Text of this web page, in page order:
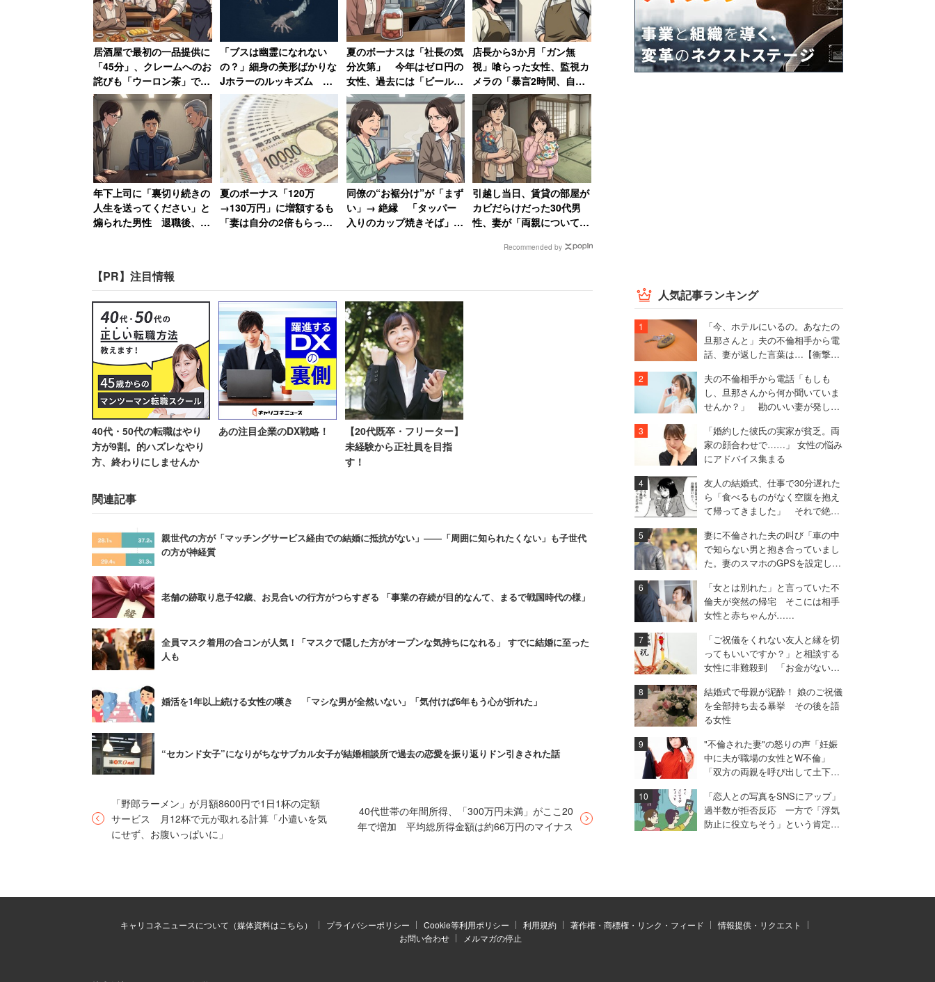
2位：法政大学
3位：立教大学
4位：明治大学
5位：青山学院大学
という順位になった。中央がトップになったことについて、同社は「都心から離れた場所に位
置する中央大学生はtinderを通じて、学生同士の出会いが活発になっているのではないか」と
分析している。中央の学生がモテるということではなく、単にアプリの利用が活発だというこ
青学は、お洒落でモテるというイメージがあるが、残念ながら最下位だった。ティンダーで
は、現在地から特定の距離にいる相手を検索する。青学は表参道以外にも相模原にキャンパス
があるが、都心から遠いため、検索に引っかからない学生も多いのかもしれない。
関関同立の中では、
1位：立命館大学
2位：関西学院大学
3位：関西大学
という結果になった。同社は、立命館が大阪の茨木にキャンパスを新設したことで、「立命館
生が様々な地域でtinderに登場し、多くの人にスワイプされるようになったのではないか」と
指摘している。立命館がモテるから1位になったというわけではなく、単に学生の出現範囲が
広がっただけ、ということのようだ。
「もしかしたらミスコン参加者がtinder内にいるかもし
れません」
ランキングでは、スワイプのトータル数を集計している。そのため、1人のユーザーが何度も
は、1人で大量のスワイプを獲得している美男美女がいるのかもしれない。また、ランキング
には学生の総数も影響してくるだろう。
2012年にサービスを開始したティンダーは、世界190か国の人々が利用しており、110か国以上
居酒屋で最初の一品提供に
「45分」、クレームへのお
詫びも「ウーロン茶」で
「最悪過ぎてお店の名前も
覚えていません」と語る女
性
「ブスは幽霊になれない
の？」細身の美形ばかりな
Jホラーのルッキズム 一
方で妖怪の世界では醜女が
活躍しているぞ！
夏のボーナスは「社長の気
分次第」 今年はゼロ円の
女性、過去には「ビールや
梅干し」の現物支給の年も
店長から3か月「ガン無
視」喰らった女性、監視カ
メラの「暴言2時間、自転
車破壊」の証拠で反撃 →
店長はクビ、その後店も潰
れる
年下上司に「裏切り続きの
人生を送ってください」と
煽られた男性 退職後、元
夏のボーナス「120万
→130万円」に増額するも
「妻は自分の2倍もらって
同僚の“お裾分け”が「まず
い」→ 絶縁 「タッパー
入りのカップ焼きそば」
引越し当日、賃貸の部屋が
カビだらけだった30代男
性、妻が「両親についてい
と反撃した結果
Recommended by
【PR】注目情報
40代・50代の転職はやり
方が9割。的ハズレなやり
方、終わりにしませんか
あの注目企業のDX戦略！
【20代既卒・フリーター】
未経験から正社員を目指
す！
関連記事
親世代の方が「マッチングサービス経由での結婚に抵抗がない」――「周囲に知られたくない」も子世代
の方が神経質
老舗の跡取り息子42歳、お見合いの行方がつらすぎる 「事業の存続が目的なんて、まるで戦国時代の様」
全員マスク着用の合コンが人気！「マスクで隠した方がオープンな気持ちになれる」 すでに結婚に至った
人も
婚活を1年以上続ける女性の嘆き 「マシな男が全然いない」「気付けば6年もう心が折れた」
“セカンド女子”になりがちなサブカル女子が結婚相談所で過去の恋愛を振り返りドン引きされた話
「野郎ラーメン」が月額8600円で1日1杯の定額
サービス 月12杯で元が取れる計算「小遣いを気
にせず、お腹いっぱいに」
40代世帯の年間所得、「300万円未満」がここ20
年で増加 平均総所得金額は約66万円のマイナス
人気記事ランキング
「今、ホテルにいるの。あなたの
旦那さんと」夫の不倫相手から電
話、妻が返した言葉は…【衝撃エ
夫の不倫相手から電話「もしも
し、旦那さんから何か聞いていま
せんか？」 勘のいい妻が発した
「婚約した彼氏の実家が貧乏。両
家の顔合わせで……」 女性の悩み
にアドバイス集まる
友人の結婚式、仕事で30分遅れた
ら「食べるものがなく空腹を抱え
て帰ってきました」 それで絶縁
妻に不倫された夫の叫び「車の中
で知らない男と抱き合っていまし
た。妻のスマホのGPSを設定して
「女とは別れた」と言っていた不
倫夫が突然の帰宅 そこには相手
女性と赤ちゃんが……
「ご祝儀をくれない友人と縁を切
ってもいいですか？」と相談する
女性に非難殺到 「お金がないな
結婚式で母親が泥酔！ 娘のご祝儀
を全部持ち去る暴挙 その後を語
る女性
"不倫された妻"の怒りの声「妊娠
中に夫が職場の女性とW不倫」
「双方の両親を呼び出して土下座
「恋人との写真をSNSにアップ」
過半数が拒否反応 一方で「浮気
防止に役立ちそう」という肯定派
キャリコネニュースについて（媒体資料はこちら） プライバシーポリシー Cookie等利用ポリシー 利用規約 著作権・商標権・リンク・フィード
情報提供・リクエスト
お問い合わせ
メルマガの停止